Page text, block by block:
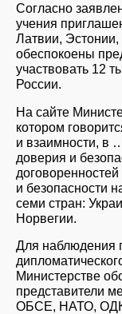
Согласно
учения
Латвии,
обеспокоены
участвовать 12
России.
На сайте
котором
и взаимности, в
доверия и
и безопасности
семи стран:
Норвегии.
Для наблюдения
Министерстве
представители
ОБСЕ, НАТО,